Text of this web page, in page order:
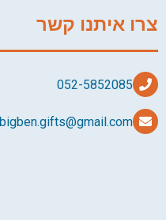
צרו איתנו קשר
bigben.gifts@gmail.com